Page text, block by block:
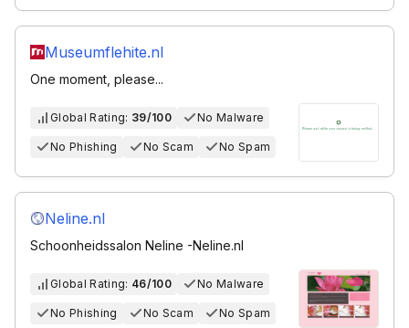
Museumflehite.nl
One moment, please...
Global Rating: 39/100 No Malware
No Phishing No Scam No Spam
Neline.nl
Schoonheidssalon Neline -Neline.nl
Global Rating: 46/100 No Malware
No Phishing No Scam No Spam